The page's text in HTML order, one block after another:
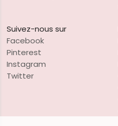
Suivez-nous sur
Facebook
Pinterest
Instagram
Twitter